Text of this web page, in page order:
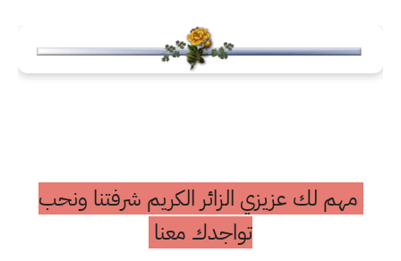
مهم لك عزيزي الزائر الكريم شرفتنا ونحب
تواجدك معنا